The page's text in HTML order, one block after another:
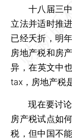
十八届三中
立法并适时推
已经夭折，明
房地产税和房
异，在英文中
tax，房地产税
现在要讨论
房产税试点如
税，但中国不